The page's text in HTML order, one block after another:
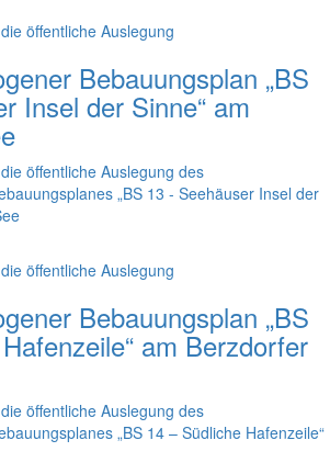
öffentliche Auslegung
Bebauungsplan „BS
Insel der Sinne“ am
öffentliche Auslegung des
„BS 13 - Seehäuser Insel der
öffentliche Auslegung
Bebauungsplan „BS
am Berzdorfer
öffentliche Auslegung des
„BS 14 – Südliche Hafenzeile“